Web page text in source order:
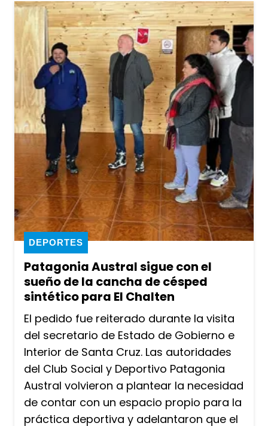
Patagonia Austral sigue con el
sueño de la cancha de césped
sintético para El Chalten
DEPORTES
El pedido fue reiterado durante la visita
del secretario de Estado de Gobierno e
Interior de Santa Cruz. Las autoridades
del Club Social y Deportivo Patagonia
Austral volvieron a plantear la necesidad
de contar con un espacio propio para la
práctica deportiva y adelantaron que el